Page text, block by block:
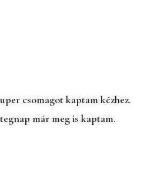
csomagot kaptam kézhez.
már meg is kaptam.